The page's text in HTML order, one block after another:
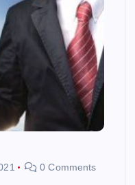
0 Comments